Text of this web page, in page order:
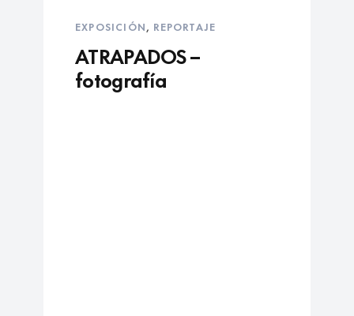
EXPOSICIÓN, REPORTAJE
ATRAPADOS –
fotografía